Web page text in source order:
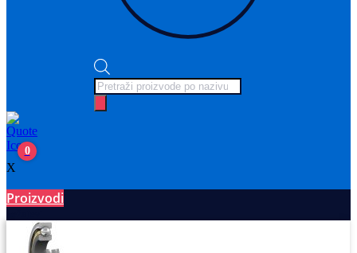
Products
search
0
X
Proizvodi